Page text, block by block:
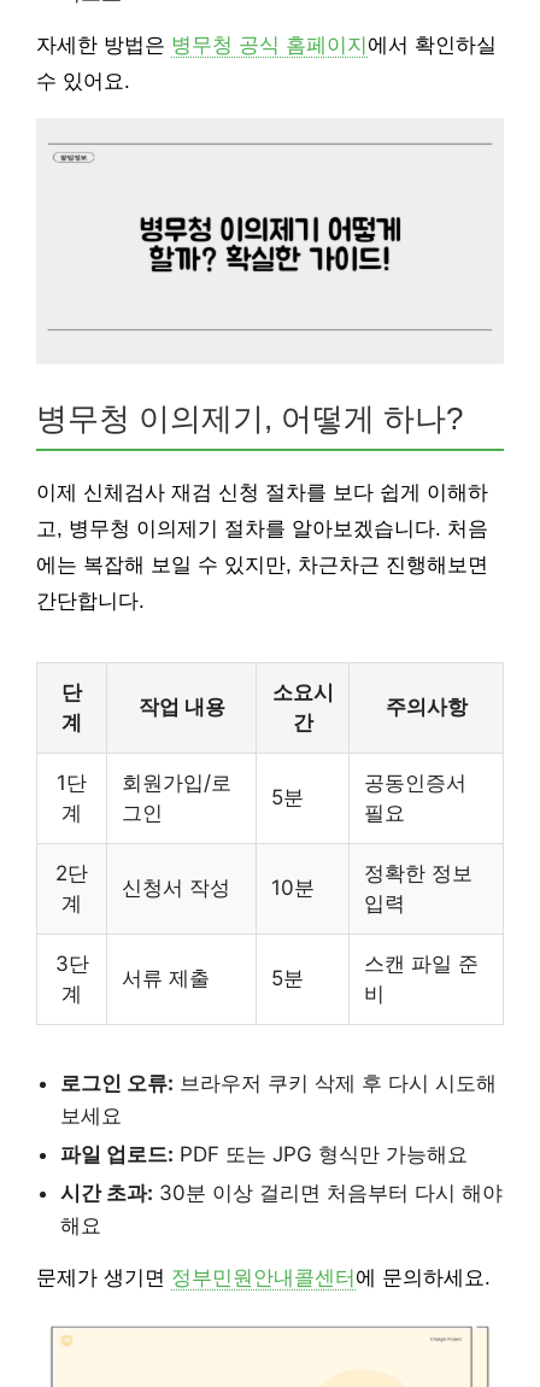
자세한 방법은 병무청 공식 홈페이지 에서 확인하실
수 있어요.
병무청 이의제기, 어떻게 하나?
이제 신체검사 재검 신청 절차를 보다 쉽게 이해하
고, 병무청 이의제기 절차를 알아보겠습니다. 처음
에는 복잡해 보일 수 있지만, 차근차근 진행해보면
간단합니다.
단
계
작업 내용
소요시
간
주의사항
1단
계
회원가입/로
그인
5분
공동인증서
필요
2단
계
신청서 작성 10분
정확한 정보
입력
3단
계
서류 제출 5분
스캔 파일 준
비
로그인 오류: 브라우저 쿠키 삭제 후 다시 시도해
보세요
파일 업로드: PDF 또는 JPG 형식만 가능해요
시간 초과: 30분 이상 걸리면 처음부터 다시 해야
해요
문제가 생기면 정부민원안내콜센터 에 문의하세요.